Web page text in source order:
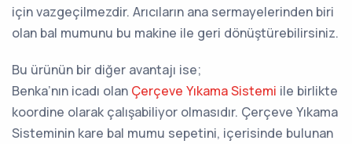
için vazgeçilmezdir. Arıcıların ana sermayelerinden biri
olan bal mumunu bu makine ile geri dönüştürebilirsiniz.
Bu ürünün bir diğer avantajı ise;
Benka’nın icadı olan Çerçeve Yıkama Sistemi ile birlikte
koordine olarak çalışabiliyor olmasıdır. Çerçeve Yıkama
Sisteminin kare bal mumu sepetini, içerisinde bulunan